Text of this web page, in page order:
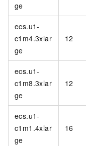
ge
ecs.u1-
c1m4.3xlar
ge
12
ecs.u1-
c1m8.3xlar
ge
12
ecs.u1-
c1m1.4xlar
ge
16